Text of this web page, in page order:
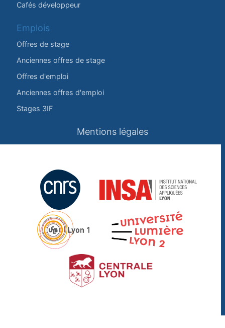
Cafés développeur
Emplois
Offres de stage
Anciennes offres de stage
Offres d'emploi
Anciennes offres d'emploi
Stages 3IF
Mentions légales